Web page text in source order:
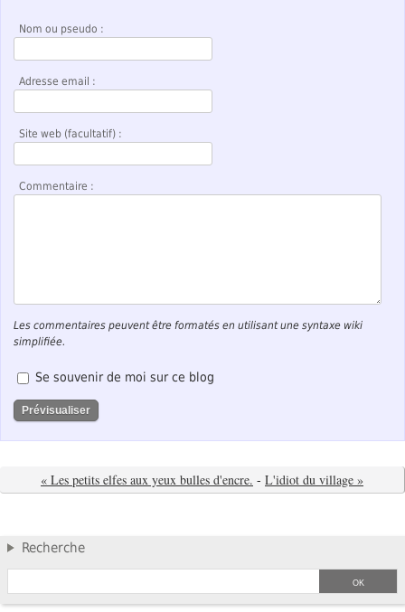
Nom ou pseudo :
Adresse email :
Site web (facultatif) :
Commentaire :
Les commentaires peuvent être formatés en utilisant une syntaxe wiki
simplifiée.
Se souvenir de moi sur ce blog
« Les petits elfes aux yeux bulles d'encre. - L'idiot du village »
Recherche